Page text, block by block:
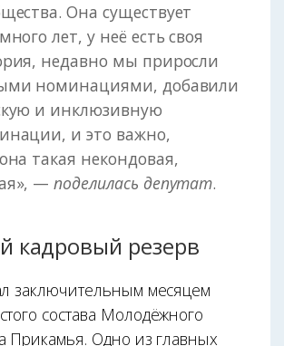
Она существует
лет, у неё есть своя
недавно мы приросли
номинациями, добавили
и инклюзивную
и это важно,
такая некондовая,
—поделилась депутат.
кадровый резерв
заключительным месяцем
состава Молодёжного
Прикамья. Одно из главных